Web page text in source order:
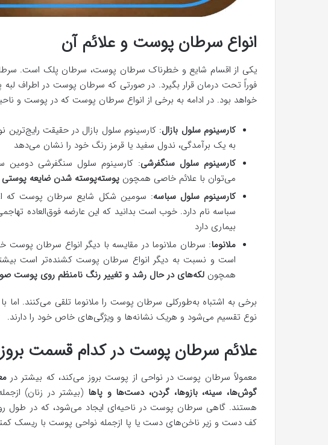
انواع سرطان پوست و علائم آن
یکی از اقسام شایع و خطرناک سرطان پوست، سرطان پلک است.
فوراً تحت درمان قرار بگیرد. در صورتی که سرطان پوست در اطراف لبه
خواهد بود. در ادامه به برخی از انواع سرطان پوست که در پوست و
کارسینوم سلول بازال: کارسینوم سلول بازال در حقیقت
به یک برآمدگی، ندول سفید یا قرمز رنگ خود را نشان می‌دهد
کارسینوم سلول سنگفرشی: کارسینوم سلول سنگفرشی
می‌توان با علائم خاصی همچون پوسته‌پوسته شدن ضایعه پوستی
کارسینوم سلول سباسه: سومین شکل شایع سرطان پوست که
سباسه نام دارد. خوب است بدانید که این عارضه فوق‌العاده
بیماری دارد
ملانوما: سرطان ملانوما در مقایسه با دیگر انواع سرطان پوست
است و نسبت به دیگر انواع سرطان پوست کشنده‌تر است بیشتر
همچون لکه‌های در حال رشد و تغییر رنگ نامنظم روی پوست
برخی به اشتباه به‌طورکلی سرطان پوست را ملانوما تلقی می‌کنند.
نوع تقسیم می‌شود و هریک نشانه‌ها و ویژگی‌های خاص خود را دارند.
علائم سرطان پوست در کدام قسمت
معمولاً سرطان پوست در نواحی از پوست بروز می‌کند، که بیشتر در
گوش‌ها، سینه، بازوها، گردن، دست‌ها و پاها (بیشتر در زنان)
هستند. گاهی سرطان پوست در ناحیه‌ای ایجاد می‌شود، که در طول
کف دست و زیر ناخن‌های دست یا پا ازجمله نواحی پوست با ریسک کمتر